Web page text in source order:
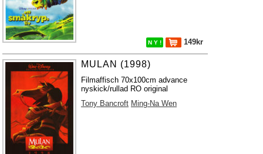
N Y ! 149kr
MULAN (1998)
Filmaffisch 70x100cm advance
nyskick/rullad RO original
Tony Bancroft Ming-Na Wen